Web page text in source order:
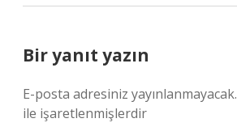
Bir yanıt yazın
E-posta adresiniz yayınlanmayacak.
ile işaretlenmişlerdir